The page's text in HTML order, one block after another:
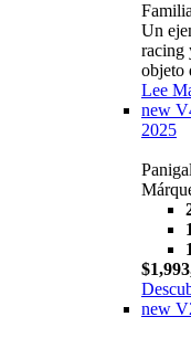
Un
racing
objeto
Lee
new
2025
new